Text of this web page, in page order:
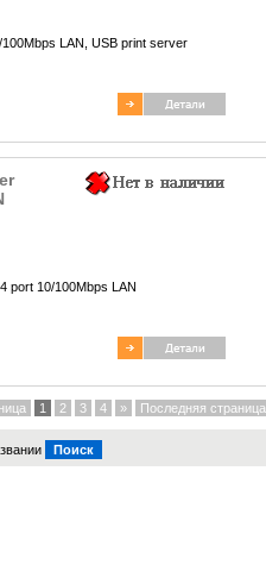
LAN, USB print server
port 10/100Mbps LAN
1 2 3 4 » Последняя страница